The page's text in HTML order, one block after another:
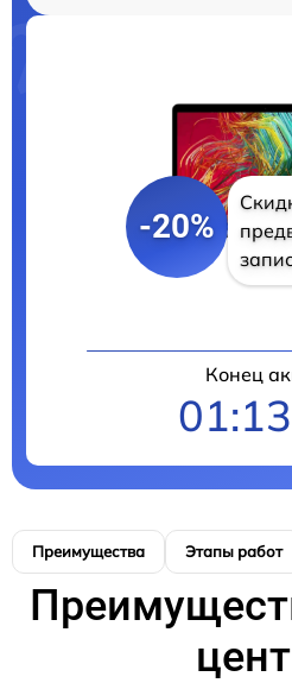
-20%
Конец
Преимущества Этапы работ